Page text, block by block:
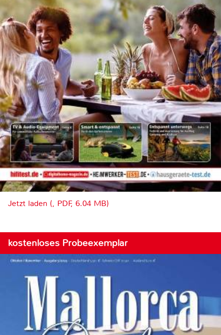
Jetzt laden (, PDF, 6.04 MB)
kostenloses Probeexemplar